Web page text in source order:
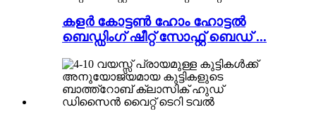
കളർ കോട്ടൺ ഹോം ഹോട്ടൽ
ബെഡ്ഡിംഗ് ഷീറ്റ് സോഫ്റ്റ് ബെഡ് ...